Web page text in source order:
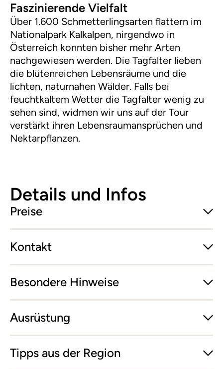
Faszinierende Vielfalt
Über 1.600 Schmetterlingsarten flattern im
Nationalpark Kalkalpen, nirgendwo in
Österreich konnten bisher mehr Arten
nachgewiesen werden. Die Tagfalter lieben
die blütenreichen Lebensräume und die
lichten, naturnahen Wälder. Falls bei
feuchtkaltem Wetter die Tagfalter wenig zu
sehen sind, widmen wir uns auf der Tour
verstärkt ihren Lebensraumansprüchen und
Nektarpflanzen.
Details und Infos
Preise
Kontakt
Besondere Hinweise
Ausrüstung
Tipps aus der Region